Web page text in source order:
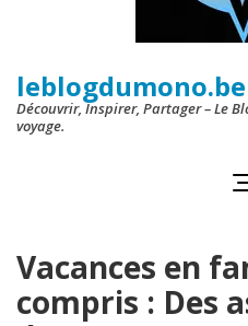
leblogdumono.be
Découvrir, Inspirer, Partager – Le
voyage.
Vacances en
compris : Des